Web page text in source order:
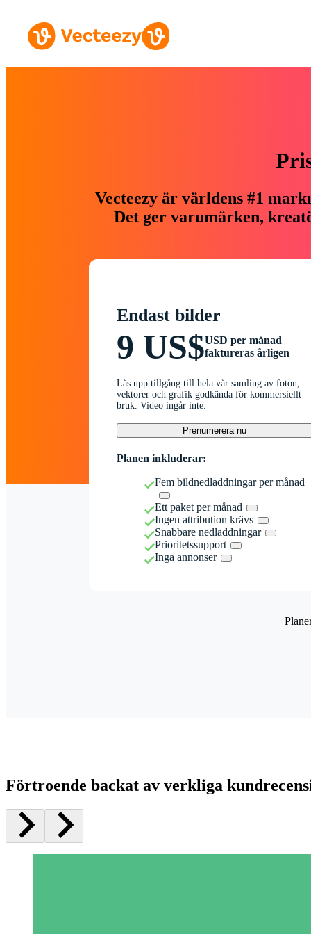
Vecteezy är världens #1
Det ger varumärken,
Endast bilder
9 US$USD per månad
faktureras årligen
Lås upp tillgång till hela vår samling av foton,
vektorer och grafik godkända för kommersiellt
bruk. Video ingår inte.
Prenumerera nu
Planen inkluderar:
Fem bildnedladdningar per månad
Ett paket per månad
Ingen attribution krävs
Snabbare nedladdningar
Prioritetssupport
Inga annonser
Förtroende backat av verkliga